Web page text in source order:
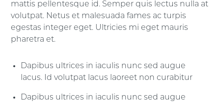
mattis pellentesque id. Semper quis lectus nulla at
volutpat. Netus et malesuada fames ac turpis
egestas integer eget. Ultricies mi eget mauris
pharetra et.
Dapibus ultrices in iaculis nunc sed augue
lacus. Id volutpat lacus laoreet non curabitur
Dapibus ultrices in iaculis nunc sed augue